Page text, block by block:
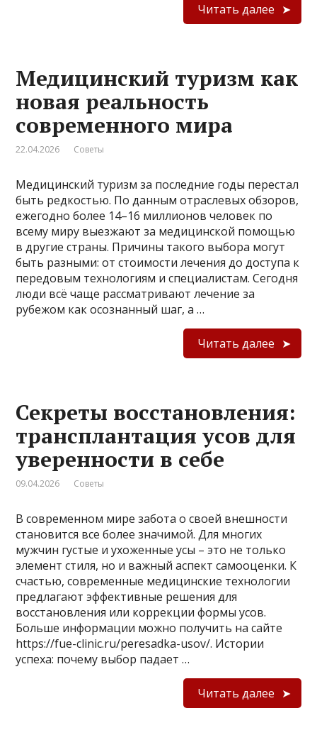
Читать далее
Медицинский туризм как
новая реальность
современного мира
22.04.2026 Советы
Медицинский туризм за последние годы перестал
быть редкостью. По данным отраслевых обзоров,
ежегодно более 14–16 миллионов человек по
всему миру выезжают за медицинской помощью
в другие страны. Причины такого выбора могут
быть разными: от стоимости лечения до доступа к
передовым технологиям и специалистам. Сегодня
люди всё чаще рассматривают лечение за
рубежом как осознанный шаг, а …
Читать далее
Секреты восстановления:
трансплантация усов для
уверенности в себе
09.04.2026 Советы
В современном мире забота о своей внешности
становится все более значимой. Для многих
мужчин густые и ухоженные усы – это не только
элемент стиля, но и важный аспект самооценки. К
счастью, современные медицинские технологии
предлагают эффективные решения для
восстановления или коррекции формы усов.
Больше информации можно получить на сайте
https://fue-clinic.ru/peresadka-usov/. Истории
успеха: почему выбор падает …
Читать далее